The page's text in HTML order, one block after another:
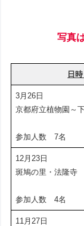
写真
日
3月26日
京都府立植物園～
参加人数 7名
12月23日
斑鳩の里・法隆寺
参加人数 4名
11月27日